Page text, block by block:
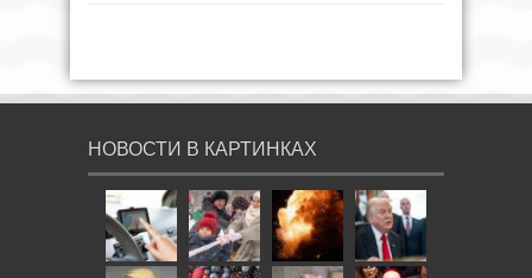
НОВОСТИ В КАРТИНКАХ